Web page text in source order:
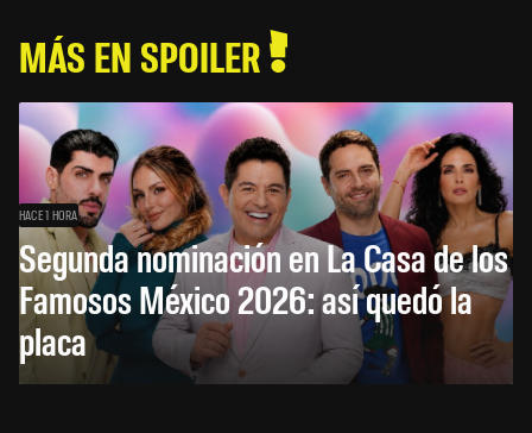
MÁS EN SPOILER
HACE 1 HORA
Segunda nominación en La Casa de los
Famosos México 2026: así quedó la
placa